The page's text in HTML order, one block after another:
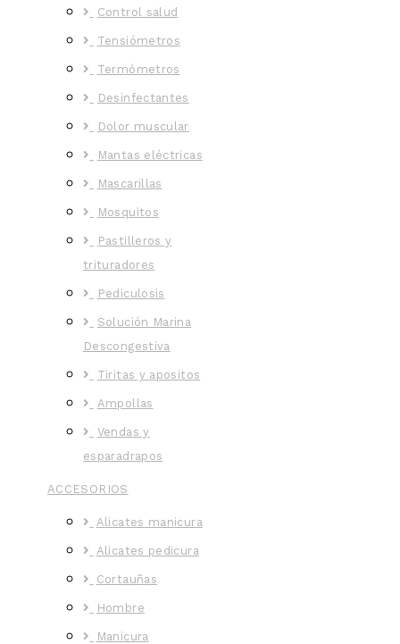
Control salud
Tensiómetros
Termómetros
Desinfectantes
Dolor muscular
Mantas eléctricas
Mascarillas
Mosquitos
Pastilleros y
trituradores
Pediculosis
Solución Marina
Descongestiva
Tiritas y apositos
Ampollas
Vendas y
esparadrapos
ACCESORIOS
Alicates manicura
Alicates pedicura
Cortauñas
Hombre
Manicura